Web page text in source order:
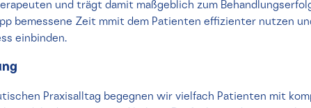
und trägt damit maßgeblich zum
bemessene Zeit mmit dem Patienten effizienter nutzen
einbinden.
Praxisalltag begegnen wir vielfach Patienten mit